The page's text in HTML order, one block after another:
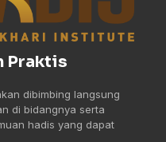
Praktis
dibimbing langsung
di bidangnya serta
hadis yang dapat